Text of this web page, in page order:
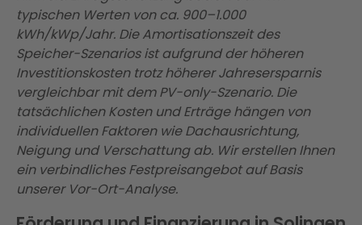
typischen Werten von ca. 900–1.000
kWh/kWp/Jahr. Die Amortisationszeit des
Speicher-Szenarios ist aufgrund der höheren
Investitionskosten trotz höherer Jahresersparnis
vergleichbar mit dem PV-only-Szenario. Die
tatsächlichen Kosten und Erträge hängen von
individuellen Faktoren wie Dachausrichtung,
Neigung und Verschattung ab. Wir erstellen Ihnen
ein verbindliches Festpreisangebot auf Basis
unserer Vor-Ort-Analyse.